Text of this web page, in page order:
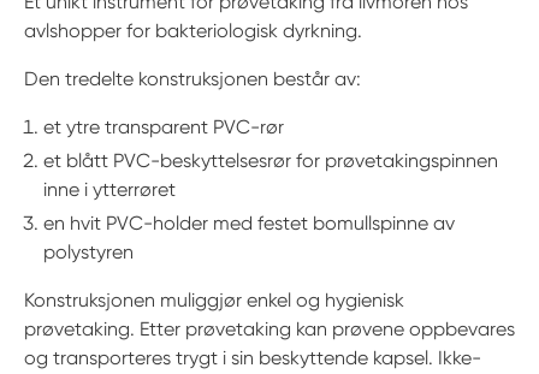
avlshopper for bakteriologisk dyrkning.
Den tredelte konstruksjonen består av:
et ytre transparent PVC-rør
et blått PVC-beskyttelsesrør for prøvetakingspinnen
inne i ytterrøret
en hvit PVC-holder med festet bomullspinne av
polystyren
Konstruksjonen muliggjør enkel og hygienisk
prøvetaking. Etter prøvetaking kan prøvene oppbevares
og transporteres trygt i sin beskyttende kapsel. Ikke-